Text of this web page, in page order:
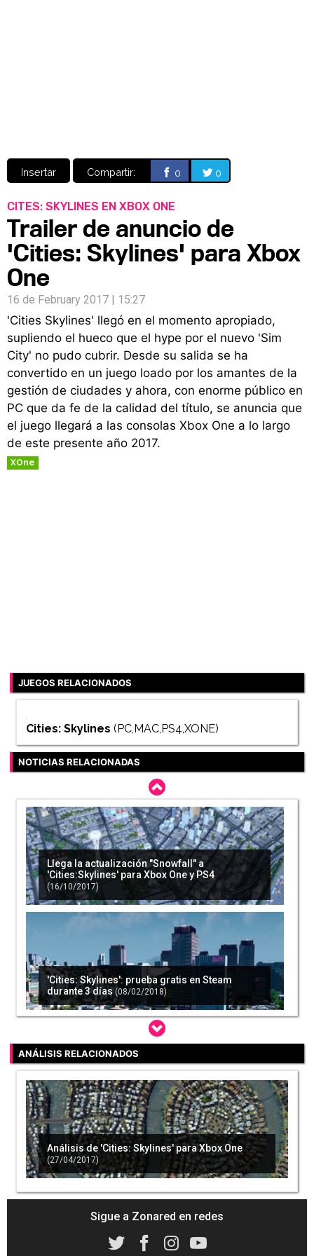
Insertar Compartir: 0 0
CITES: SKYLINES EN XBOX ONE
Trailer de anuncio de
'Cities: Skylines' para Xbox
One
16 de February 2017 | 15:27
'Cities Skylines' llegó en el momento apropiado,
supliendo el hueco que el hype por el nuevo 'Sim
City' no pudo cubrir. Desde su salida se ha
convertido en un juego loado por los amantes de la
gestión de ciudades y ahora, con enorme público en
PC que da fe de la calidad del título, se anuncia que
el juego llegará a las consolas Xbox One a lo largo
de este presente año 2017.
XOne
JUEGOS RELACIONADOS
Cities: Skylines (PC,MAC,PS4,XONE)
NOTICIAS RELACIONADAS
Llega la actualización "Snowfall" a
'Cities:Skylines' para Xbox One y PS4
(16/10/2017)
'Cities: Skylines': prueba gratis en Steam
durante 3 días (08/02/2018)
Xbox Game Pass recibirá 8 nuevos títulos en
abril (13/03/2018)
'Cities: Skylines' y 'Metal Gear Solid V'
encabezan el Humble Monthly de diciembre
(02/11/2018)
ANÁLISIS RELACIONADOS
Análisis de 'Cities: Skylines' para Xbox One
(27/04/2017)
Sigue a Zonared en redes